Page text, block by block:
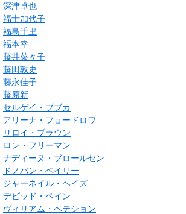
深津卓也
福士加代子
福島千里
福本幸
藤井菜々子
藤田敦史
藤永佳子
藤原新
セルゲイ・ブブカ
アリーナ・フョードロワ
リロイ・ブラウン
ロン・フリーマン
ナディーヌ・ブロールセン
ドノバン・ベイリー
ジャーネイル・ヘイズ
デビッド・ペイン
ヴィリアム・ペテション